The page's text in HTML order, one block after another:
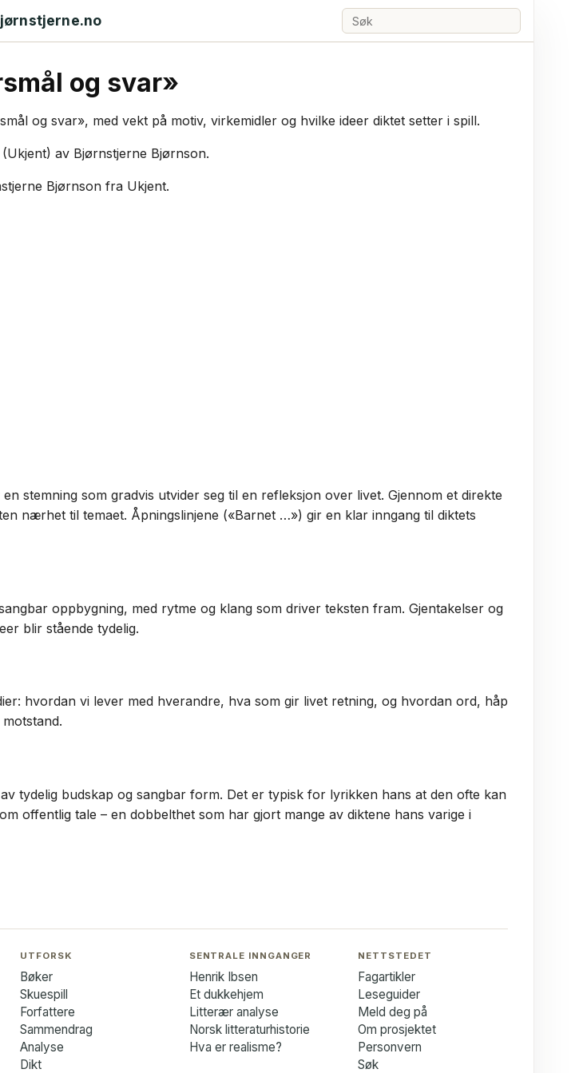
Søk
og svar»
og svar», med vekt på motiv, virkemidler og hvilke ideer diktet setter i spill.
(Ukjent) av Bjørnstjerne Bjørnson.
Bjørnson fra Ukjent.
stemning som gradvis utvider seg til en refleksjon over livet. Gjennom et direkte
nærhet til temaet. Åpningslinjene («Barnet …») gir en klar inngang til diktets
oppbygning, med rytme og klang som driver teksten fram. Gjentakelser og
blir stående tydelig.
hvordan vi lever med hverandre, hva som gir livet retning, og hvordan ord, håp
tydelig budskap og sangbar form. Det er typisk for lyrikken hans at den ofte kan
offentlig tale – en dobbelthet som har gjort mange av diktene hans varige i
UTFORSK
Bøker
Skuespill
Forfattere
Sammendrag
Analyse
Dikt
SENTRALE INNGANGER
Henrik Ibsen
Et dukkehjem
Litterær analyse
Norsk litteraturhistorie
Hva er realisme?
NETTSTEDET
Fagartikler
Leseguider
Meld deg på
Om prosjektet
Personvern
Søk